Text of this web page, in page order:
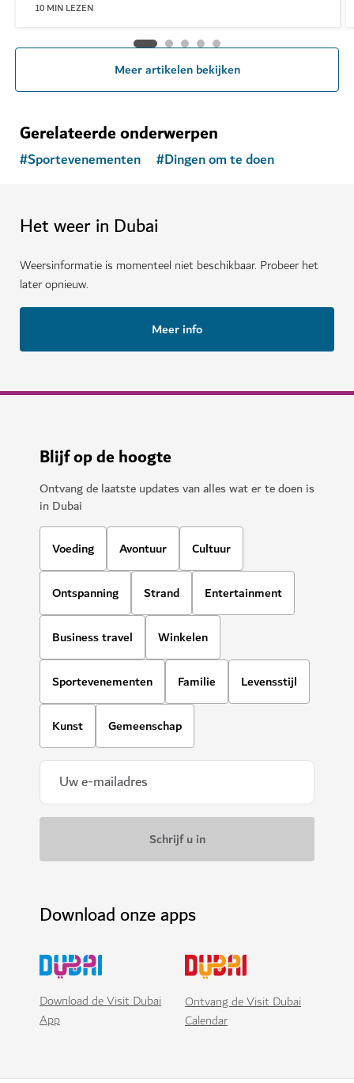
10 MIN LEZEN
Meer artikelen bekijken
Gerelateerde onderwerpen
#Sportevenementen #Dingen om te doen
Het weer in Dubai
Weersinformatie is momenteel niet beschikbaar. Probeer het
later opnieuw.
Meer info
Blijf op de hoogte
Ontvang de laatste updates van alles wat er te doen is
in Dubai
Voeding Avontuur Cultuur
Ontspanning Strand Entertainment
Business travel Winkelen
Sportevenementen Familie Levensstijl
Kunst Gemeenschap
Download onze apps
Download de Visit Dubai
App
Ontvang de Visit Dubai
Calendar